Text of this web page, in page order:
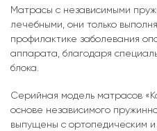
Матрасы с независимыми
лечебными, они только
профилактике заболевания
аппарата, благодаря
блока.
Серийная модель матрасов
основе независимого
выпущены с ортопедическим